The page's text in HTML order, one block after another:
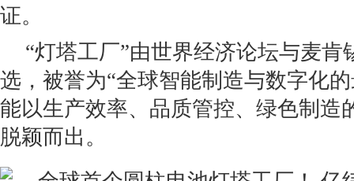
证。
“灯塔工厂”由世界经济论坛与麦肯
选，被誉为“全球智能制造与数字化
能以生产效率、品质管控、绿色制造
脱颖而出。